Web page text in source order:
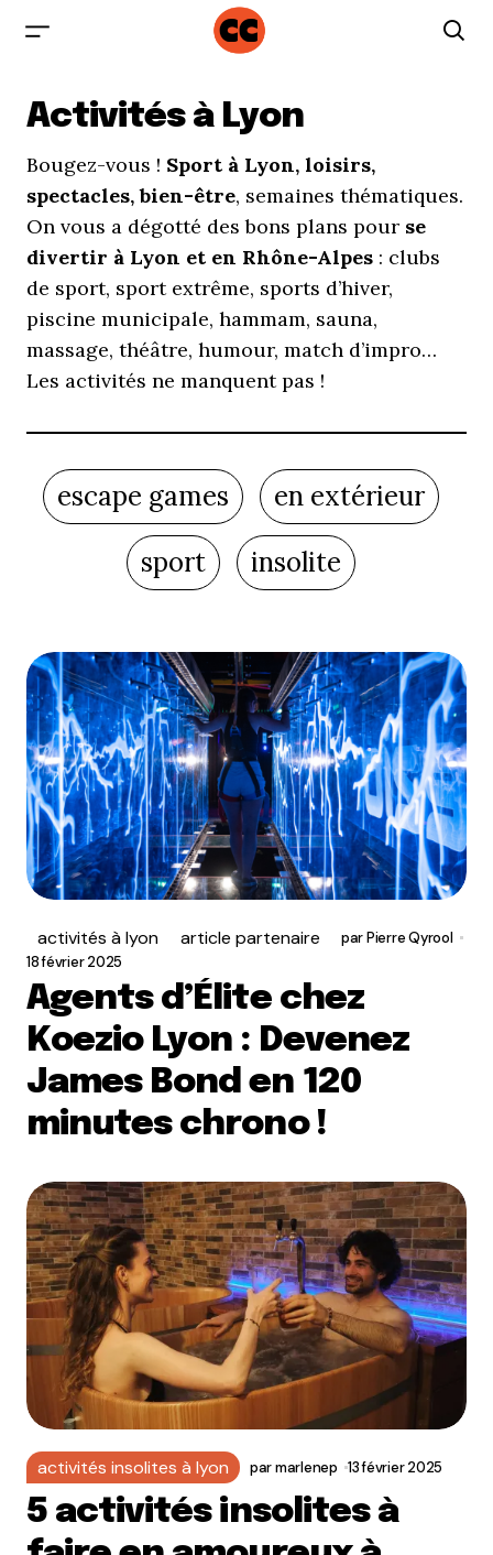
Activités à Lyon
Bougez-vous ! Sport à Lyon, loisirs,
spectacles, bien-être, semaines thématiques.
On vous a dégotté des bons plans pour se
divertir à Lyon et en Rhône-Alpes : clubs
de sport, sport extrême, sports d’hiver,
piscine municipale, hammam, sauna,
massage, théâtre, humour, match d’impro…
Les activités ne manquent pas !
escape games
en extérieur
sport
insolite
activités à lyon article partenaire parPierre Qyrool
18 février 2025
Agents d’Élite chez
Koezio Lyon : Devenez
James Bond en 120
minutes chrono !
activités insolites à lyon parmarlenep 13 février 2025
5 activités insolites à